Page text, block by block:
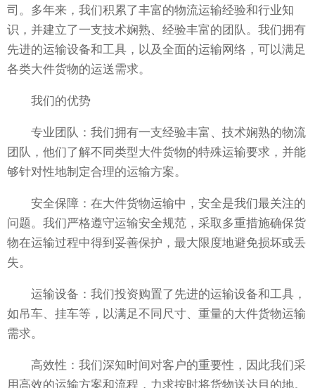
司。多年来，我们积累了丰富的物流运输经验和行业知
识，并建立了一支技术娴熟、经验丰富的团队。我们拥有
先进的运输设备和工具，以及全面的运输网络，可以满足
各类大件货物的运送需求。
我们的优势
专业团队：我们拥有一支经验丰富、技术娴熟的物流
团队，他们了解不同类型大件货物的特殊运输要求，并能
够针对性地制定合理的运输方案。
安全保障：在大件货物运输中，安全是我们最关注的
问题。我们严格遵守运输安全规范，采取多重措施确保货
物在运输过程中得到妥善保护，最大限度地避免损坏或丢
失。
运输设备：我们投资购置了先进的运输设备和工具，
如吊车、挂车等，以满足不同尺寸、重量的大件货物运输
需求。
高效性：我们深知时间对客户的重要性，因此我们采
用高效的运输方案和流程，力求按时将货物送达目的地。